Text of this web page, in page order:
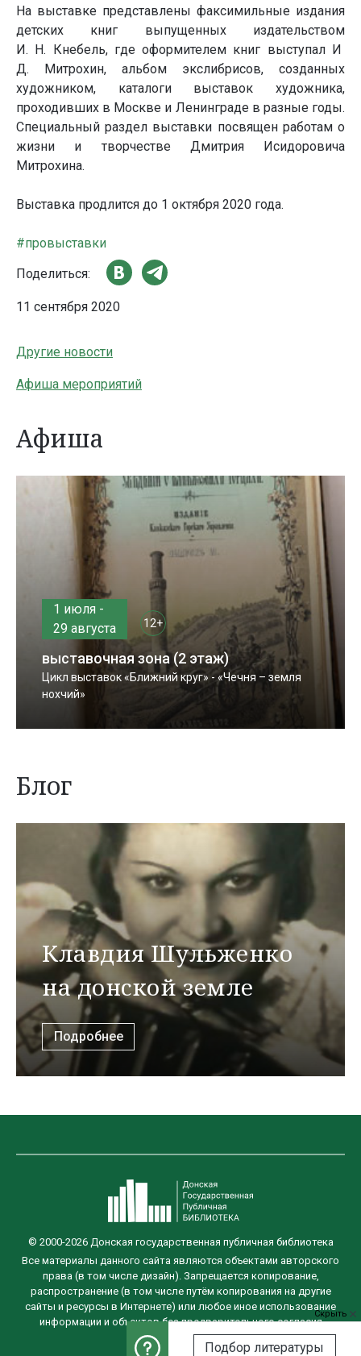
На выставке представлены факсимильные издания
детских книг выпущенных издательством
И. Н. Кнебель, где оформителем книг выступал И
Д. Митрохин, альбом экслибрисов, созданных
художником, каталоги выставок художника,
проходивших в Москве и Ленинграде в разные годы.
Специальный раздел выставки посвящен работам о
жизни и творчестве Дмитрия Исидоровича
Митрохина.
Выставка продлится до 1 октября 2020 года.
#провыставки
Поделиться:
11 сентября 2020
Другие новости
Афиша мероприятий
Афиша
1 июля -
29 августа
12+
выставочная зона (2 этаж)
Цикл выставок «Ближний круг» - «Чечня – земля
нохчий»
Блог
Клавдия Шульженко
на донской земле
Подробнее
Скрыть
Подбор литературы
© 2000-2026 Донская государственная публичная библиотека
Все материалы данного сайта являются объектами авторского
права (в том числе дизайн). Запрещается копирование,
распространение (в том числе путём копирования на другие
сайты и ресурсы в Интернете) или любое иное использование
информации и объектов без предварительного согласия
правообладателя.